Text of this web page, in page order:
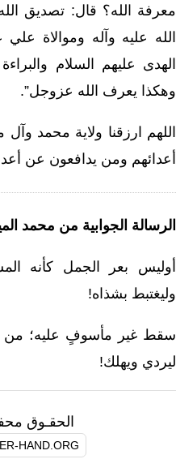
معرفة الله؟ قال: تصديق
الله عليه وآله وموالاة علي
الهدى عليهم السلام
وهكذا يعرف الله عزوجل”.
اللهم ارزقنا ولاية محمد
أعدائهم ومن يدافعون عن
الرسالة الجوابية من محمد
أوليس بعر الجمل كأنه
وليغتبط بشذاه!
سقط غير مأسوفٍ عليه؛ من
ليردي ويهلك!
الحقـوق
HAND.ORG